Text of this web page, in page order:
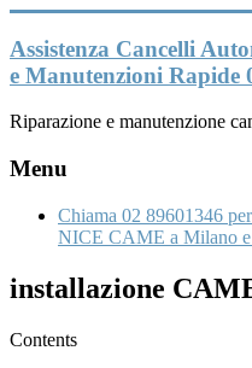
al
contenuto
Assistenza Cancelli
e Manutenzioni Rapide
Riparazione e manutenzione
Menu
Chiama 02 89601346
NICE CAME a Milano
installazione
Contents